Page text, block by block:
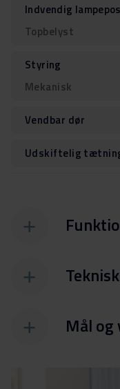
Indvendig
Topbelyst
Styring
Mekanisk
Vendbar dør
Udskiftelig
Mål